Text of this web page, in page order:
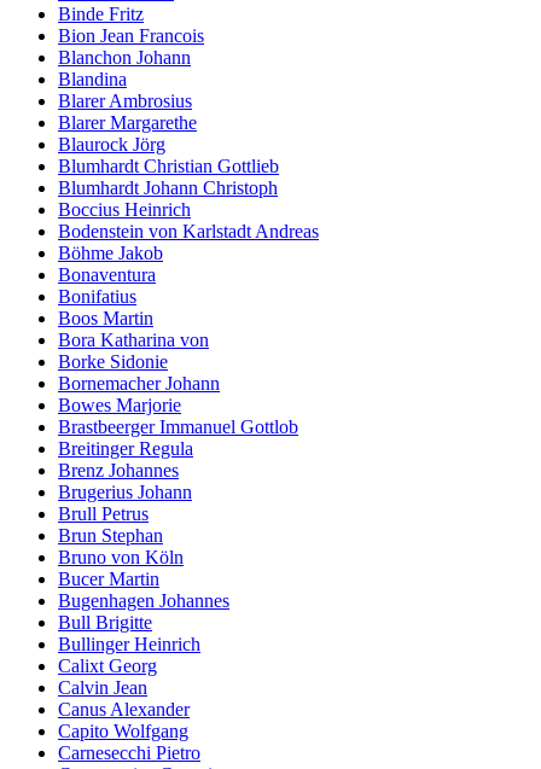
Binde Fritz
Bion Jean Francois
Blanchon Johann
Blandina
Blarer Ambrosius
Blarer Margarethe
Blaurock Jörg
Blumhardt Christian Gottlieb
Blumhardt Johann Christoph
Boccius Heinrich
Bodenstein von Karlstadt Andreas
Böhme Jakob
Bonaventura
Bonifatius
Boos Martin
Bora Katharina von
Borke Sidonie
Bornemacher Johann
Bowes Marjorie
Brastbeerger Immanuel Gottlob
Breitinger Regula
Brenz Johannes
Brugerius Johann
Brull Petrus
Brun Stephan
Bruno von Köln
Bucer Martin
Bugenhagen Johannes
Bull Brigitte
Bullinger Heinrich
Calixt Georg
Calvin Jean
Canus Alexander
Capito Wolfgang
Carnesecchi Pietro